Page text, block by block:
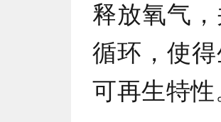
释放氧气
循环，使
可再生特性